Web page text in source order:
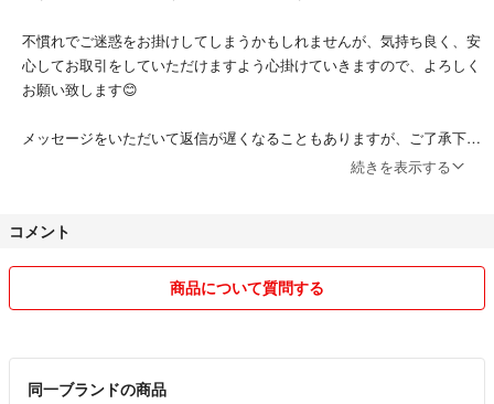
不慣れでご迷惑をお掛けしてしまうかもしれませんが、気持ち良く、安
心してお取引をしていただけますよう心掛けていきますので、よろしく
お願い致します😊
メッセージをいただいて返信が遅くなることもありますが、ご了承下さ
続きを表示する
コメント
商品について質問する
同一ブランドの商品